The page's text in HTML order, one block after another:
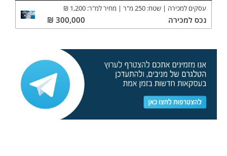
עסקים למכירה
שטח: 250 מ"ר מחיר למ"ר: 1,200
₪
נכס למכירה 300,000
₪